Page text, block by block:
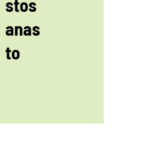
stos
anas
to